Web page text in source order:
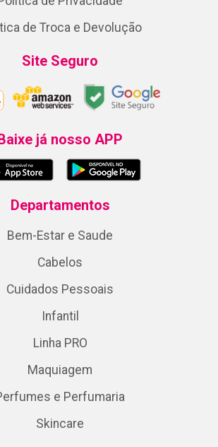
de Troca e Devolução
Site Seguro
já nosso APP
Departamentos
Bem-Estar e Saude
Cabelos
Cuidados Pessoais
Infantil
Linha PRO
Maquiagem
e Perfumaria
Skincare